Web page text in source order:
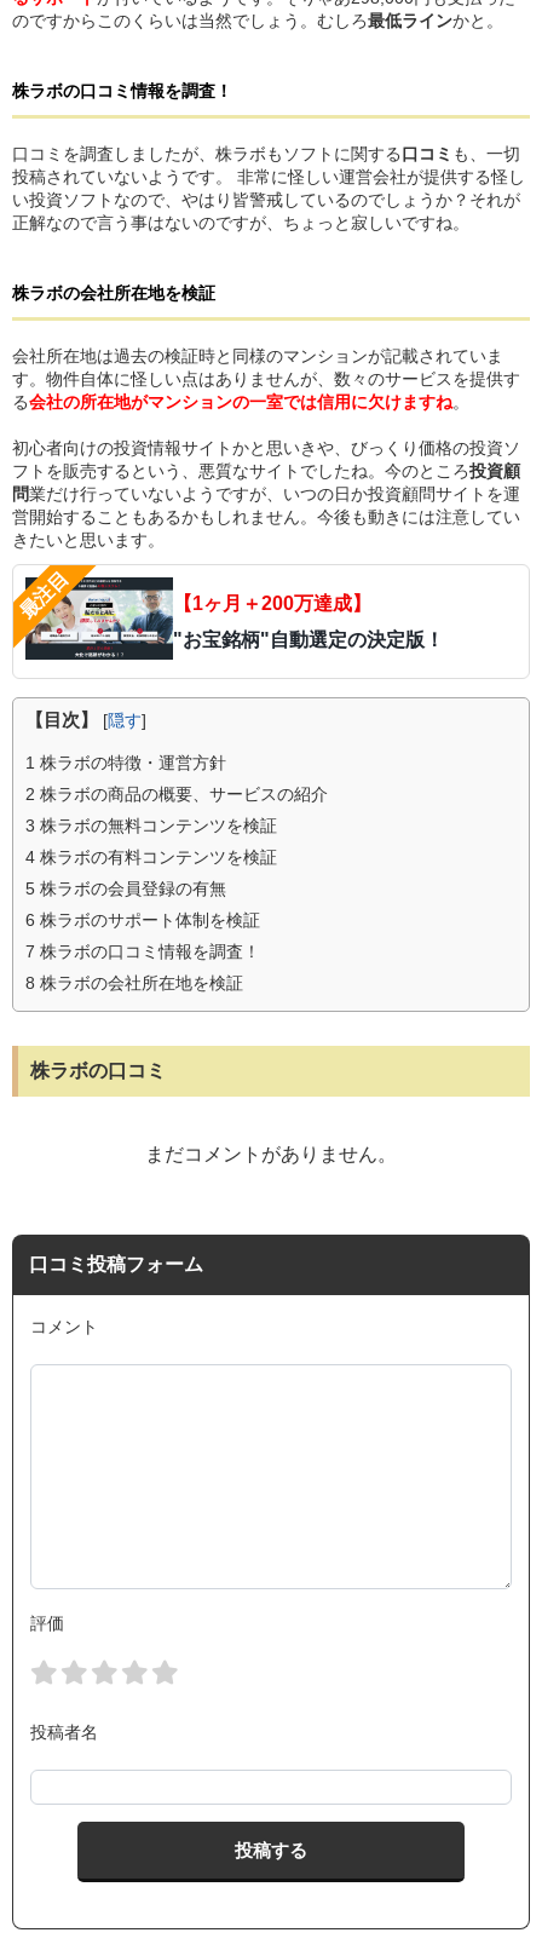
のですからこのくらいは当然でしょう。むしろ最低ラインかと。
株ラボの口コミ情報を調査！
口コミを調査しましたが、株ラボもソフトに関する口コミ も、一切
投稿されていないようです。 非常に怪しい運営会社が提供する怪し
い投資ソフトなので、やはり皆警戒しているのでしょうか？それが
正解なので言う事はないのですが、ちょっと寂しいですね。
株ラボの会社所在地を検証
会社所在地は過去の検証時と同様のマンションが記載されていま
す。物件自体に怪しい点はありませんが、数々のサービスを提供す
る会社の所在地がマンションの一室では信用に欠けますね。
初心者向けの投資情報サイトかと思いきや、びっくり価格の投資ソ
フトを販売するという、悪質なサイトでしたね。今のところ投資顧
問業だけ行っていないようですが、いつの日か投資顧問サイトを運
営開始することもあるかもしれません。今後も動きには注意してい
きたいと思います。
【1ヶ月＋200万達成】
"お宝銘柄"自動選定の決定版！
【目次】 [隠す]
1 株ラボの特徴・運営方針
2 株ラボの商品の概要、サービスの紹介
3 株ラボの無料コンテンツを検証
4 株ラボの有料コンテンツを検証
5 株ラボの会員登録の有無
6 株ラボのサポート体制を検証
7 株ラボの口コミ情報を調査！
8 株ラボの会社所在地を検証
株ラボの口コミ
まだコメントがありません。
口コミ投稿フォーム
コメント
評価
投稿者名